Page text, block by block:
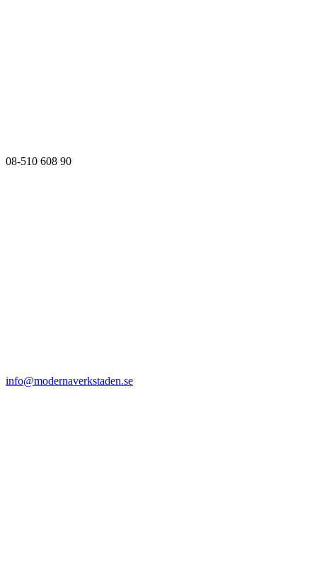
08-510 608 90
info@modernaverkstaden.se